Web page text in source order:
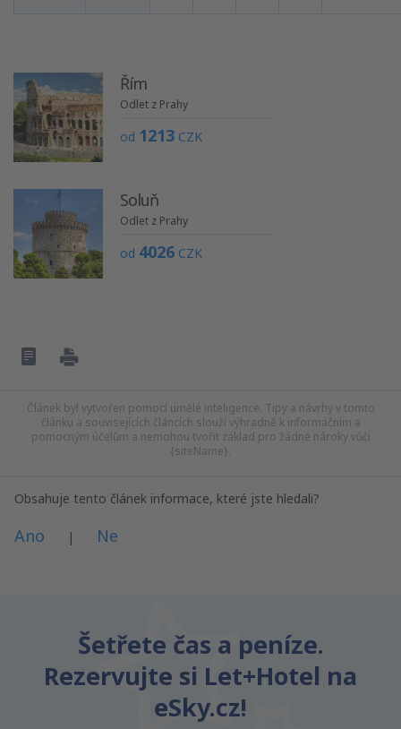
Řím
Odlet z Prahy
od 1213 CZK
Soluň
Odlet z Prahy
od 4026 CZK
Článek byl vytvořen pomocí umělé inteligence. Tipy a návrhy v tomto
článku a souvisejících článcích slouží výhradně k informačním a
pomocným účelům a nemohou tvořit základ pro žádné nároky vůči
{siteName}.
Obsahuje tento článek informace, které jste hledali?
Ano | Ne
Obsahuje nepřesné informace
Nevyčerpává téma
Šetřete čas a peníze.
Rezervujte si Let+Hotel na
eSky.cz!